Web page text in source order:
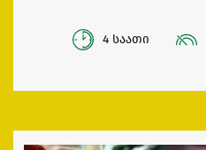
4 საათი